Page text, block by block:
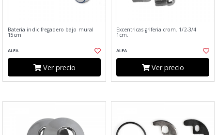
Bateria indic fregadero bajo mural
15cm
ALFA
Ver precio
Excentricas griferia crom. 1/2-3/4
1cm.
ALFA
Ver precio